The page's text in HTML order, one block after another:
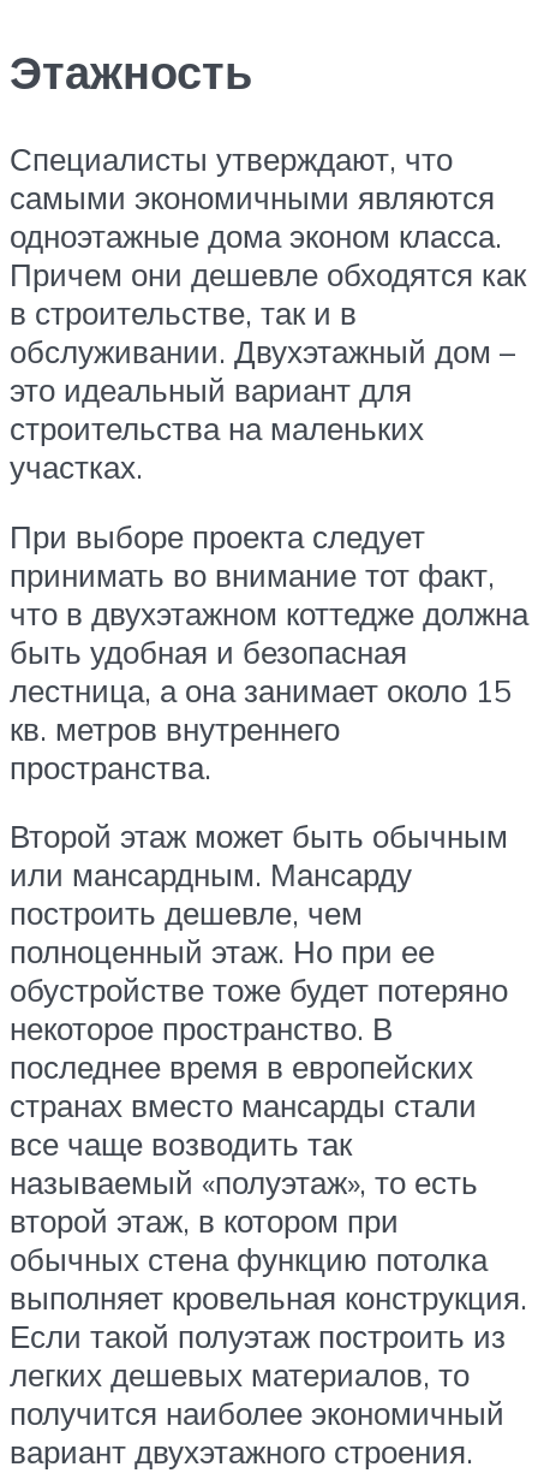
Этажность
Специалисты утверждают, что
самыми экономичными являются
одноэтажные дома эконом класса.
Причем они дешевле обходятся как
в строительстве, так и в
обслуживании. Двухэтажный дом –
это идеальный вариант для
строительства на маленьких
участках.
При выборе проекта следует
принимать во внимание тот факт,
что в двухэтажном коттедже должна
быть удобная и безопасная
лестница, а она занимает около 15
кв. метров внутреннего
пространства.
Второй этаж может быть обычным
или мансардным. Мансарду
построить дешевле, чем
полноценный этаж. Но при ее
обустройстве тоже будет потеряно
некоторое пространство. В
последнее время в европейских
странах вместо мансарды стали
все чаще возводить так
называемый «полуэтаж», то есть
второй этаж, в котором при
обычных стена функцию потолка
выполняет кровельная конструкция.
Если такой полуэтаж построить из
легких дешевых материалов, то
получится наиболее экономичный
вариант двухэтажного строения.